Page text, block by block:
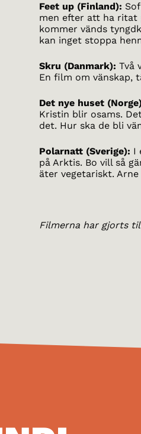
Feet up (Finland):
men efter att ha ritat
kommer vänds
kan inget stoppa
Skru (Danmark): Två
En film om vänskap,
Det nye huset
Kristin blir osams.
det. Hur ska de bli
Polarnatt (Sverige): I
på Arktis. Bo vill så
äter vegetariskt.
Filmerna har gjorts